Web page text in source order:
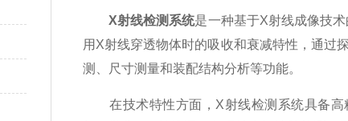
X射线检测系统是一种基于X射线成像技
用X射线穿透物体时的吸收和衰减特性，通过
测、尺寸测量和装配结构分析等功能。
在技术特性方面，X射线检测系统具备高